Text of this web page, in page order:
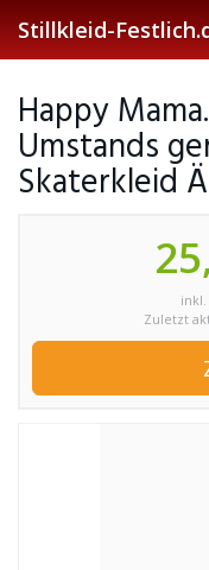
main
Stillkleid-
Happy
Umstands
Skaterkleid
inkl.
Zuletzt